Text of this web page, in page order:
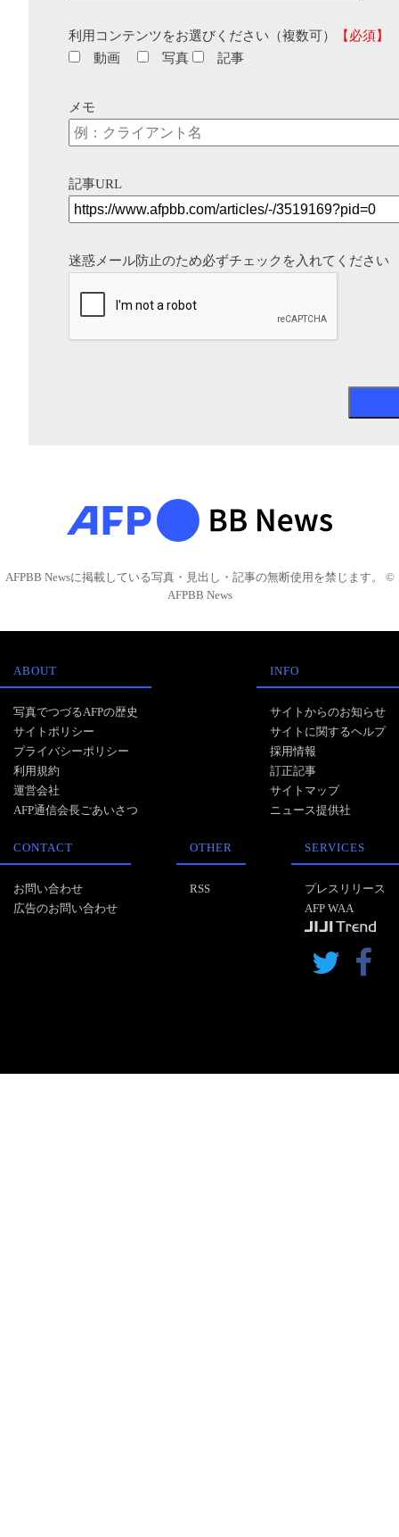
利用コンテンツをお選びください（複数可）
【必須】
動画
写真 記事
メモ
記事URL
迷惑メール防止のため必ずチェックを入れてください
AFPBB Newsに掲載している写真・見出し・記事の無断使用を禁じます。 ©
AFPBB News
ABOUT
写真でつづるAFPの歴史
サイトポリシー
プライバシーポリシー
利用規約
運営会社
AFP通信会長ごあいさつ
INFO
サイトからのお知らせ
サイトに関するヘルプ
採用情報
訂正記事
サイトマップ
ニュース提供社
CONTACT
お問い合わせ
広告のお問い合わせ
OTHER
RSS
SERVICES
プレスリリース
AFP WAA